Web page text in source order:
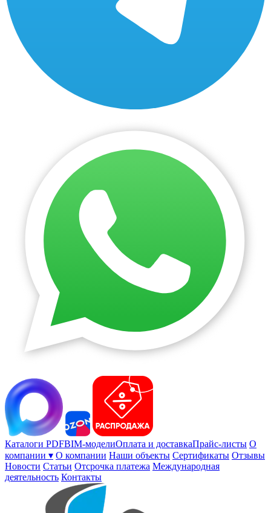
Каталоги PDFBIM-моделиОплата и доставкаПрайс-листы О
компании ▾ О компании Наши объекты Сертификаты Отзывы
Новости Статьи Отсрочка платежа Международная
деятельность Контакты